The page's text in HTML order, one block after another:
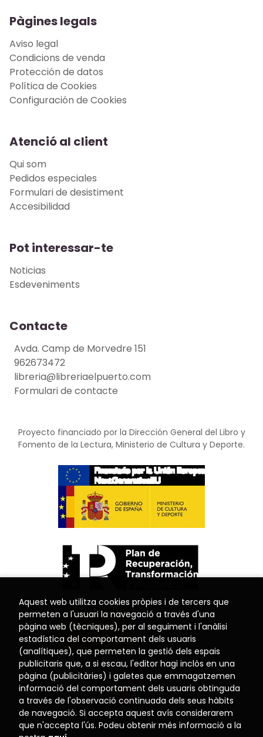
Pàgines legals
Aviso legal
Condicions de venda
Protección de datos
Política de Cookies
Configuración de Cookies
Atenció al client
Qui som
Pedidos especiales
Formulari de desistiment
Accesibilidad
Pot interessar-te
Noticias
Esdeveniments
Contacte
Avda. Camp de Morvedre 151
962673472
libreria@libreriaelpuerto.com
Formulari de contacte
Proyecto financiado por la Dirección General del Libro y
Fomento de la Lectura, Ministerio de Cultura y Deporte.
Aquest web utilitza cookies pròpies i de tercers que
permeten a l'usuari la navegació a través d'una
pàgina web (tècniques), per al seguiment i l'anàlisi
estadística del comportament dels usuaris
(analítiques), que permeten la gestió dels espais
publicitaris que, a si escau, l'editor hagi inclòs en una
pàgina (publicitàries) i galetes que emmagatzemen
informació del comportament dels usuaris obtinguda
a través de l'observació continuada dels seus hàbits
de navegació. Si accepta aquest avís considerarem
que n'accepta l'ús. Podeu obtenir més informació a la